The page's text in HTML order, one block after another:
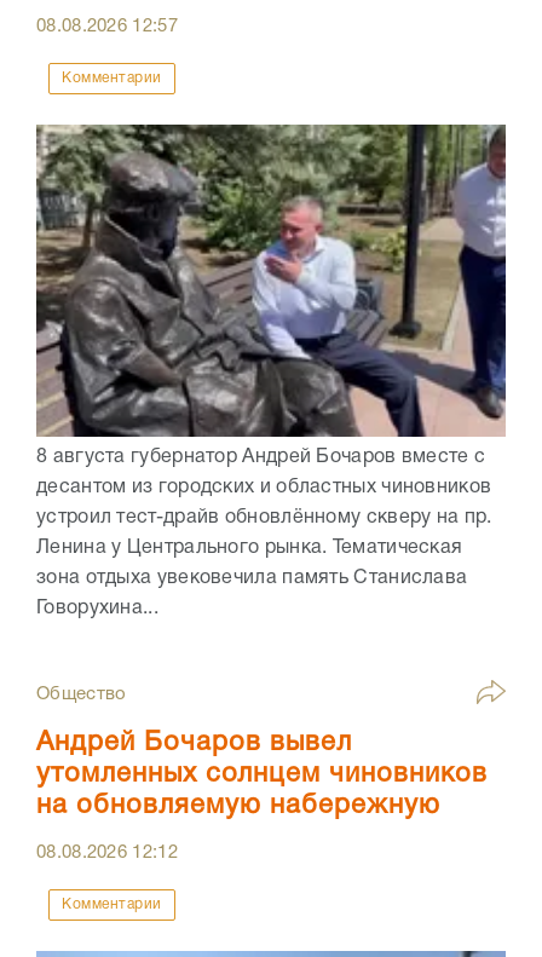
08.08.2026 12:57
Комментарии
8 августа губернатор Андрей Бочаров вместе с
десантом из городских и областных чиновников
устроил тест-драйв обновлённому скверу на пр.
Ленина у Центрального рынка. Тематическая
зона отдыха увековечила память Станислава
Говорухина...
Общество
Андрей Бочаров вывел
утомленных солнцем чиновников
на обновляемую набережную
08.08.2026 12:12
Комментарии